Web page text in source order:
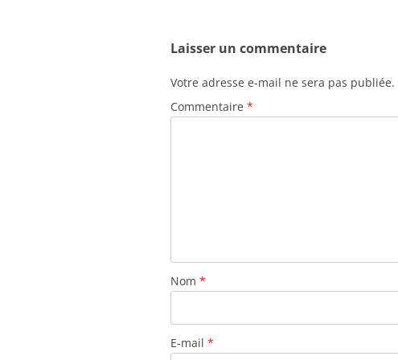
Laisser un commentaire
Votre adresse e-mail ne sera pas publiée.
Commentaire *
Nom *
E-mail *